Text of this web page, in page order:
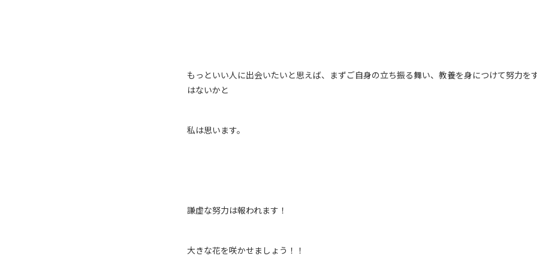
もっといい人に出会いたいと思えば、まずご自身の立ち振る舞い、教養を身につけて努力を
はないかと
私は思います。
謙虚な努力は報われます！
大きな花を咲かせましょう！！